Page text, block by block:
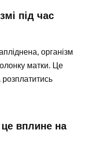
під час
організм
матки. Це
це вплине на